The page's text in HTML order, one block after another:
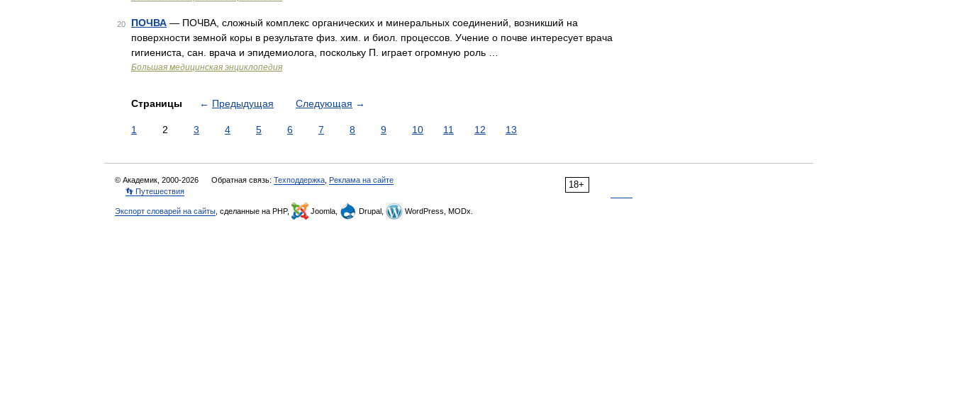
20 ПОЧВА — ПОЧВА, сложный комплекс органических и минеральных соединений, возникший на
поверхности земной коры в результате физ. хим. и биол. процессов. Учение о почве интересует врача
гигиениста, сан. врача и эпидемиолога, поскольку П. играет огромную роль …
Большая медицинская энциклопедия
Страницы ← Предыдущая Следующая →
1 2 3 4 5 6 7 8 9 10 11 12 13
18+
© Академик, 2000-2026 Обратная связь: Техподдержка Реклама на сайте
👣 Путешествия
Экспорт словарей на сайты , сделанные на PHP, Joomla, Drupal, WordPress, MODx.